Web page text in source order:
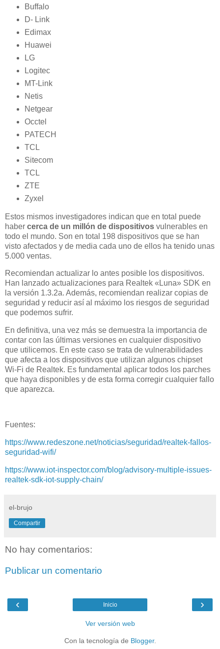
Buffalo
D- Link
Edimax
Huawei
LG
Logitec
MT-Link
Netis
Netgear
Occtel
PATECH
TCL
Sitecom
TCL
ZTE
Zyxel
Estos mismos investigadores indican que en total puede
haber cerca de un millón de dispositivos vulnerables en
todo el mundo. Son en total 198 dispositivos que se han
visto afectados y de media cada uno de ellos ha tenido unas
5.000 ventas.
Recomiendan actualizar lo antes posible los dispositivos.
Han lanzado actualizaciones para Realtek «Luna» SDK en
la versión 1.3.2a. Además, recomiendan realizar copias de
seguridad y reducir así al máximo los riesgos de seguridad
que podemos sufrir.
En definitiva, una vez más se demuestra la importancia de
contar con las últimas versiones en cualquier dispositivo
que utilicemos. En este caso se trata de vulnerabilidades
que afecta a los dispositivos que utilizan algunos chipset
Wi-Fi de Realtek. Es fundamental aplicar todos los parches
que haya disponibles y de esta forma corregir cualquier fallo
que aparezca.
Fuentes:
https://www.redeszone.net/noticias/seguridad/realtek-fallos-
seguridad-wifi/
https://www.iot-inspector.com/blog/advisory-multiple-issues-
realtek-sdk-iot-supply-chain/
el-brujo
Compartir
No hay comentarios:
Publicar un comentario
‹ ›
Inicio
Ver versión web
Con la tecnología de Blogger.